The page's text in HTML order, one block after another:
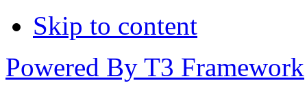
Skip to content
Powered By T3 Framework